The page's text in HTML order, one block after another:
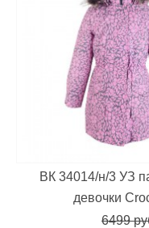
ВК 34014/н/3 УЗ
девочки
6499